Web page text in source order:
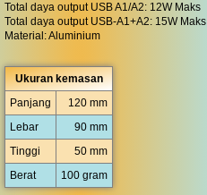
Total daya output USB A1/A2: 12W Maks
Total daya output USB-A1+A2: 15W Maks
Material: Aluminium
Ukuran kemasan
Panjang
120 mm
Lebar
90 mm
Tinggi
50 mm
Berat
100 gram